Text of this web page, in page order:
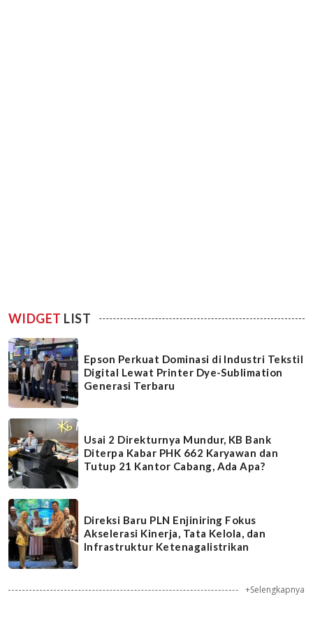
WIDGET LIST
Epson Perkuat Dominasi di Industri Tekstil
Digital Lewat Printer Dye-Sublimation
Generasi Terbaru
Usai 2 Direkturnya Mundur, KB Bank
Diterpa Kabar PHK 662 Karyawan dan
Tutup 21 Kantor Cabang, Ada Apa?
Direksi Baru PLN Enjiniring Fokus
Akselerasi Kinerja, Tata Kelola, dan
Infrastruktur Ketenagalistrikan
+Selengkapnya